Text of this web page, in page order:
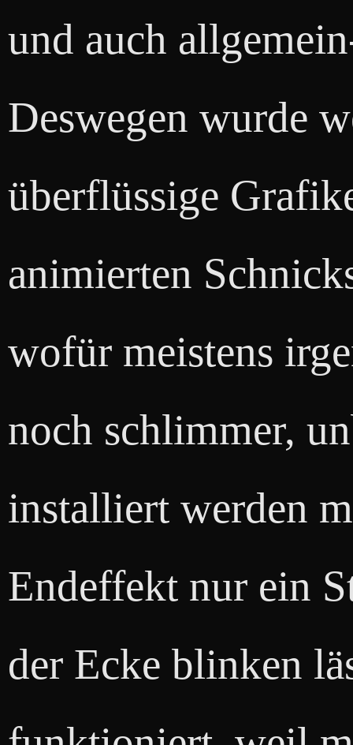
und auch
Deswegen wurde
überflüssige
animierten
wofür meistens
noch schlimmer,
installiert werden
Endeffekt nur ein
der Ecke blinken